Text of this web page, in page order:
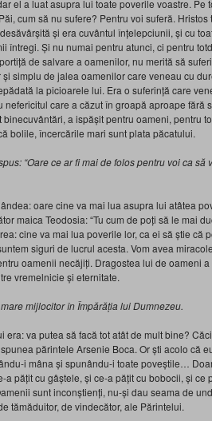
el a luat asupra lui toate poverile voastre. Pe
cum să nu sufere? Pentru voi suferă.
și era cuvântul înțelepciunii, și cu
întregi. Și nu numai pentru atunci, ci pentru
de salvare a oamenilor, nu merită să
simplu de jalea oamenilor care veneau cu
la picioarele lui. Era o suferință care
care a căzut în groapă aproape fără
a ispășit pentru oameni, pentru
bolile, încercările mari sunt plata păcatului.
“Oare ce ar fi mai de folos pentru voi ca să
oare cine va mai lua asupra lui atâtea
maica Teodosia: “Tu cum de poți să le mai
cine va mai lua poverile lor, ca ei să știe că
siguri de lucrul acesta. Vom avea
oamenii necăjiți. Dragostea lui de oameni
vremelnicie și eternitate.
mijlocitor în Împărăția lui Dumnezeu.
era: va putea să facă tot atât de mult bine?
părintele Arsenie Boca. Or ști acolo că
i mâna și spunându-i toate poveștile…
a pățit cu gâștele, și ce-a pățit cu bobocii, și ce
sunt inconștienți, nu-și dau seama de
tămăduitor, de vindecător, ale Părintelui.